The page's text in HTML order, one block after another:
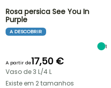
Rosa persica See You In
Purple
A DESCOBRIR
1
A partir de17,50 €
Vaso de 3 L/4 L
Existe em 2 tamanhos